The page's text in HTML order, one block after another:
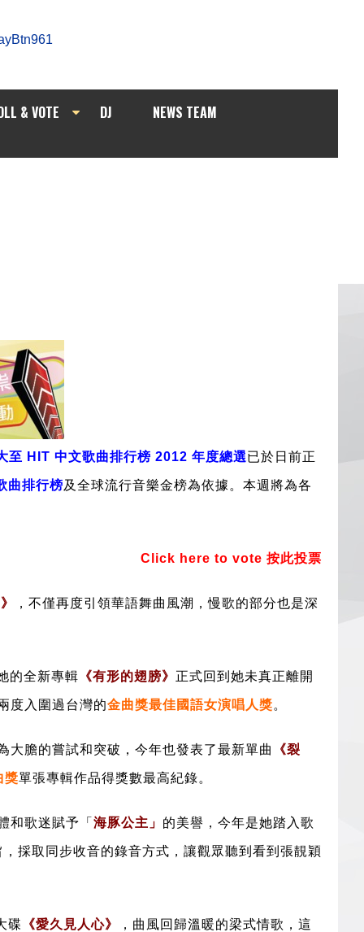
& VOTE DJ NEWS TEAM
至 HIT 中文歌曲排行榜 2012 年度總選已於日前正
曲排行榜及全球流行音樂金榜為依據。本週將為各
Click here to vote 按此投票
，不僅再度引領華語舞曲風潮，慢歌的部分也是深
的全新專輯 《有形的翅膀》 正式回到她未真正離開
度入圍過台灣的金曲獎最佳國語女演唱人獎。
大膽的嘗試和突破，今年也發表了最新單曲 《裂
獎單張專輯作品得獎數最高紀錄。
和歌迷賦予「 海豚公主」 的美譽，今年是她踏入歌
採取同步收音的錄音方式，讓觀眾聽到看到張靚穎
碟 《愛久見人心》 ， 曲風回歸溫暖的梁式情歌， 這